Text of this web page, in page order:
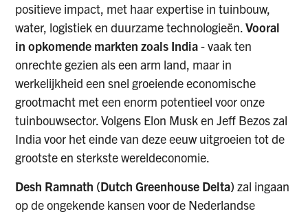
positieve impact, met haar expertise in tuinbouw,
water, logistiek en duurzame technologieën.Vooral
in opkomende markten zoals India- vaak ten
onrechte gezien als een arm land, maar in
werkelijkheid een snel groeiende economische
grootmacht met een enorm potentieel voor onze
tuinbouwsector. Volgens Elon Musk en Jeff Bezos zal
India voor het einde van deze eeuw uitgroeien tot de
grootste en sterkste wereldeconomie.
Desh Ramnath (Dutch Greenhouse Delta) zal ingaan
op de ongekende kansen voor de Nederlandse